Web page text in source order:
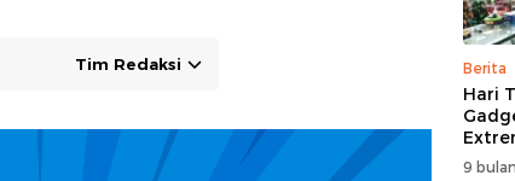
Tim Redaksi Berita
Hari
9